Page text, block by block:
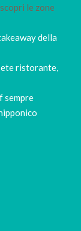
scopri le zone
della
ristorante,
sempre